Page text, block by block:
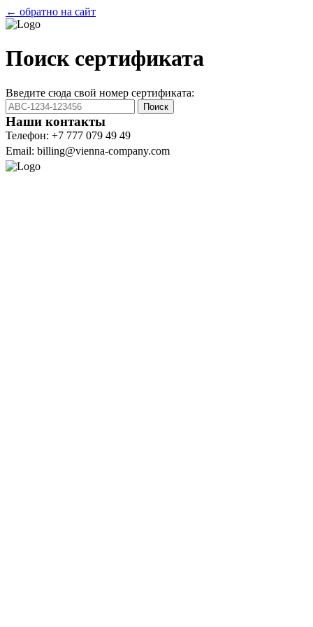
← обратно на сайт
Поиск сертификата
Введите сюда свой номер сертификата:
Поиск
Наши контакты
Телефон: +7 777 079 49 49
Email: billing@vienna-company.com